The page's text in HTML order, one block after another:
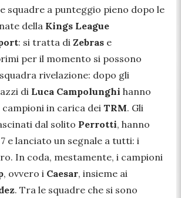
squadre a punteggio pieno dopo le
della Kings League
: si tratta di Zebras e
per il momento si possono
rivelazione: dopo gli
di Luca Campolunghi hanno
in carica dei TRM. Gli
dal solito Perrotti, hanno
e lanciato un segnale a tutti: i
In coda, mestamente, i campioni
, ovvero i Caesar, insieme ai
. Tra le squadre che si sono